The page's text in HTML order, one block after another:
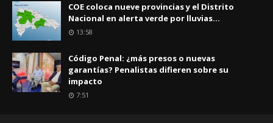
COE coloca nueve provincias y el Distrito
Nacional en alerta verde por lluvias...
13:58
Código Penal: ¿más presos o nuevas
garantías? Penalistas difieren sobre su
impacto
7:51